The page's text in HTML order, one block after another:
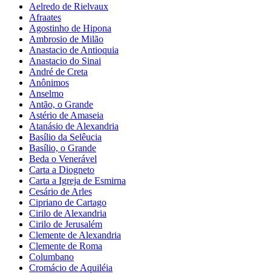
Aelredo de Rielvaux
Afraates
Agostinho de Hipona
Ambrosio de Milão
Anastacio de Antioquia
Anastacio do Sinai
André de Creta
Anônimos
Anselmo
Antão, o Grande
Astério de Amaseia
Atanásio de Alexandria
Basílio da Selêucia
Basílio, o Grande
Beda o Venerável
Carta a Diogneto
Carta a Igreja de Esmirna
Cesário de Arles
Cipriano de Cartago
Cirilo de Alexandria
Cirilo de Jerusalém
Clemente de Alexandria
Clemente de Roma
Columbano
Cromácio de Aquiléia